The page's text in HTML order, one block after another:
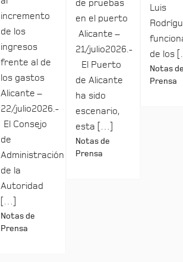
incremento
de los
ingresos
frente al de
los gastos
Alicante –
22/julio2026.-
El Consejo
de
Administración
de la
Autoridad
Notas de
Prensa
de pruebas
en el puerto
Alicante –
21/julio2026.-
El Puerto
de Alicante
ha sido
escenario,
esta […]
Notas de
Prensa
Luis
de los
Notas
Prensa